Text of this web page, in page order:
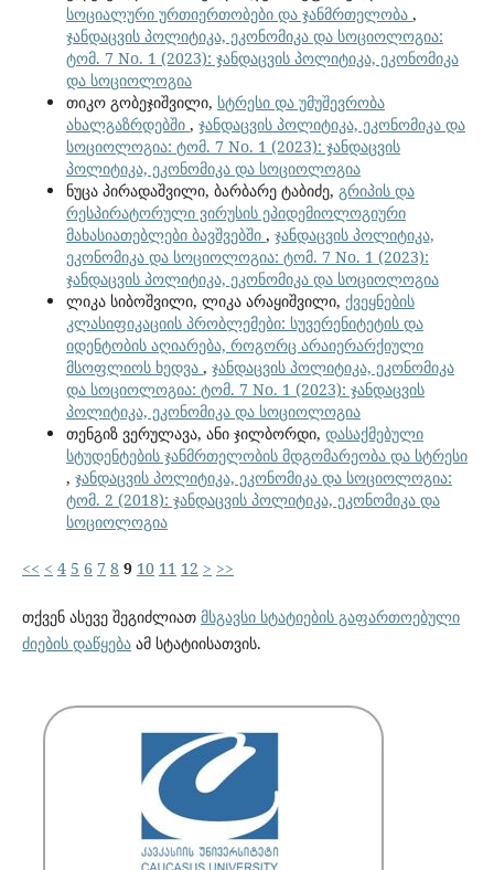
სოციალური ურთიერთობები და ჯანმრთელობა ,
ჯანდაცვის პოლიტიკა, ეკონომიკა და სოციოლოგია:
ტომ. 7 No. 1 (2023): ჯანდაცვის პოლიტიკა, ეკონომიკა
და სოციოლოგია
თიკო გობეჯიშვილი, სტრესი და უმუშევრობა
ახალგაზრდებში , ჯანდაცვის პოლიტიკა, ეკონომიკა და
სოციოლოგია: ტომ. 7 No. 1 (2023): ჯანდაცვის
პოლიტიკა, ეკონომიკა და სოციოლოგია
ნუცა პირადაშვილი, ბარბარე ტაბიძე, გრიპის და
რესპირატორული ვირუსის ეპიდემიოლოგიური
მახასიათებლები ბავშვებში , ჯანდაცვის პოლიტიკა,
ეკონომიკა და სოციოლოგია: ტომ. 7 No. 1 (2023):
ჯანდაცვის პოლიტიკა, ეკონომიკა და სოციოლოგია
ლიკა სიბოშვილი, ლიკა არაყიშვილი, ქვეყნების
კლასიფიკაციის პრობლემები: სუვერენიტეტის და
იდენტობის აღიარება, როგორც არაიერარქიული
მსოფლიოს ხედვა , ჯანდაცვის პოლიტიკა, ეკონომიკა
და სოციოლოგია: ტომ. 7 No. 1 (2023): ჯანდაცვის
პოლიტიკა, ეკონომიკა და სოციოლოგია
თენგიზ ვერულავა, ანი ჯილბორდი, დასაქმებული
სტუდენტების ჯანმრთელობის მდგომარეობა და სტრესი
, ჯანდაცვის პოლიტიკა, ეკონომიკა და სოციოლოგია:
ტომ. 2 (2018): ჯანდაცვის პოლიტიკა, ეკონომიკა და
სოციოლოგია
<< < 4 5 6 7 8 9 10 11 12 > >>
თქვენ ასევე შეგიძლიათ მსგავსი სტატიების გაფართოებული
ძიების დაწყებაამ სტატიისათვის.